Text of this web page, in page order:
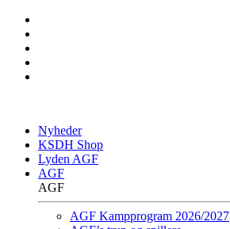
Nyheder
KSDH Shop
Lyden AGF
AGF
AGF
AGF Kampprogram 2026/2027